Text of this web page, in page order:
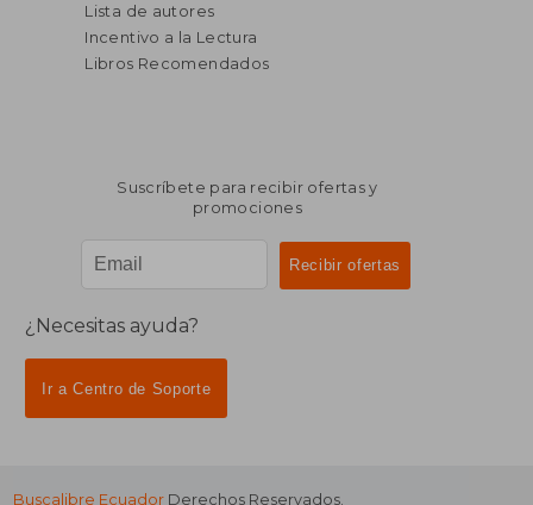
Lista de autores
Incentivo a la Lectura
Libros Recomendados
Suscríbete para recibir ofertas y
promociones
¿Necesitas ayuda?
Ir a Centro de Soporte
Buscalibre Ecuador Derechos Reservados.